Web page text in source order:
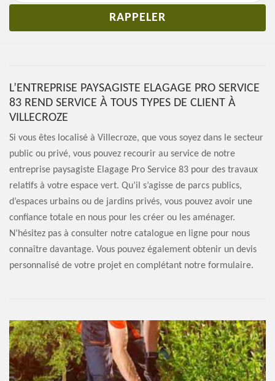
L’ENTREPRISE PAYSAGISTE ELAGAGE PRO SERVICE
83 REND SERVICE À TOUS TYPES DE CLIENT À
VILLECROZE
Si vous êtes localisé à Villecroze, que vous soyez dans le secteur
public ou privé, vous pouvez recourir au service de notre
entreprise paysagiste Elagage Pro Service 83 pour des travaux
relatifs à votre espace vert. Qu’il s’agisse de parcs publics,
d’espaces urbains ou de jardins privés, vous pouvez avoir une
confiance totale en nous pour les créer ou les aménager.
N’hésitez pas à consulter notre catalogue en ligne pour nous
connaître davantage. Vous pouvez également obtenir un devis
personnalisé de votre projet en complétant notre formulaire.